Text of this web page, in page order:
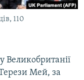
110
Великобританії
Мей, за